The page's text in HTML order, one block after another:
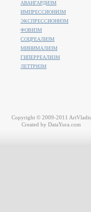
АВАНГАРДИЗМ
ИМПРЕССИОНИЗМ
ЭКСПРЕССИОНИЗМ
ФОВИЗМ
СОЦРЕАЛИЗМ
МИНИМАЛИЗМ
ГИПЕРРЕАЛИЗМ
ЛЕТТРИЗМ
Copyright © 2009-2011 ArtVladis
Created by DataYura.com